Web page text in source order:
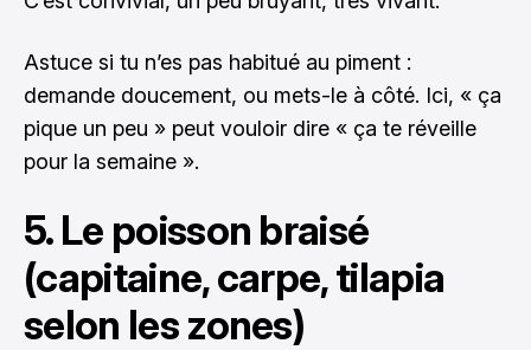
Astuce si tu n’es pas habitué au piment :
demande doucement, ou mets-le à côté. Ici, « ça
pique un peu » peut vouloir dire « ça te réveille
pour la semaine ».
5. Le poisson braisé
(capitaine, carpe, tilapia
selon les zones)